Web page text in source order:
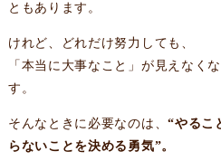
ともあります。
けれど、どれだけ努力しても、
「本当に大事なこと」が見えなく
す。
そんなときに必要なのは、“やるこ
らないことを決める勇気”。